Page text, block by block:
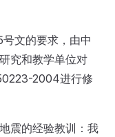
文的要求，由中
究和教学单位对
2004进行修
震的经验教训：我